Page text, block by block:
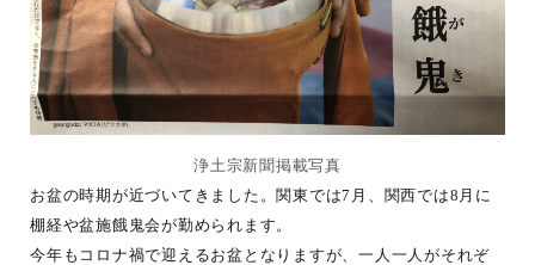
浄土宗新聞掲載写真
お盆の時期が近づいてきました。関東では7月、関西では8月に
棚経や盆施餓鬼会が勤められます。
今年もコロナ禍で迎えるお盆となりますが、一人一人がそれぞ